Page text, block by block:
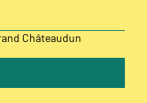
Châteaudun